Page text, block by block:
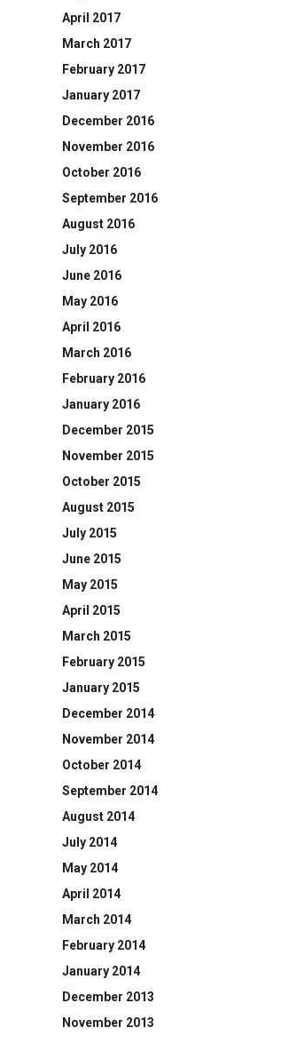
April 2017
March 2017
February 2017
January 2017
December 2016
November 2016
October 2016
September 2016
August 2016
July 2016
June 2016
May 2016
April 2016
March 2016
February 2016
January 2016
December 2015
November 2015
October 2015
August 2015
July 2015
June 2015
May 2015
April 2015
March 2015
February 2015
January 2015
December 2014
November 2014
October 2014
September 2014
August 2014
July 2014
May 2014
April 2014
March 2014
February 2014
January 2014
December 2013
November 2013